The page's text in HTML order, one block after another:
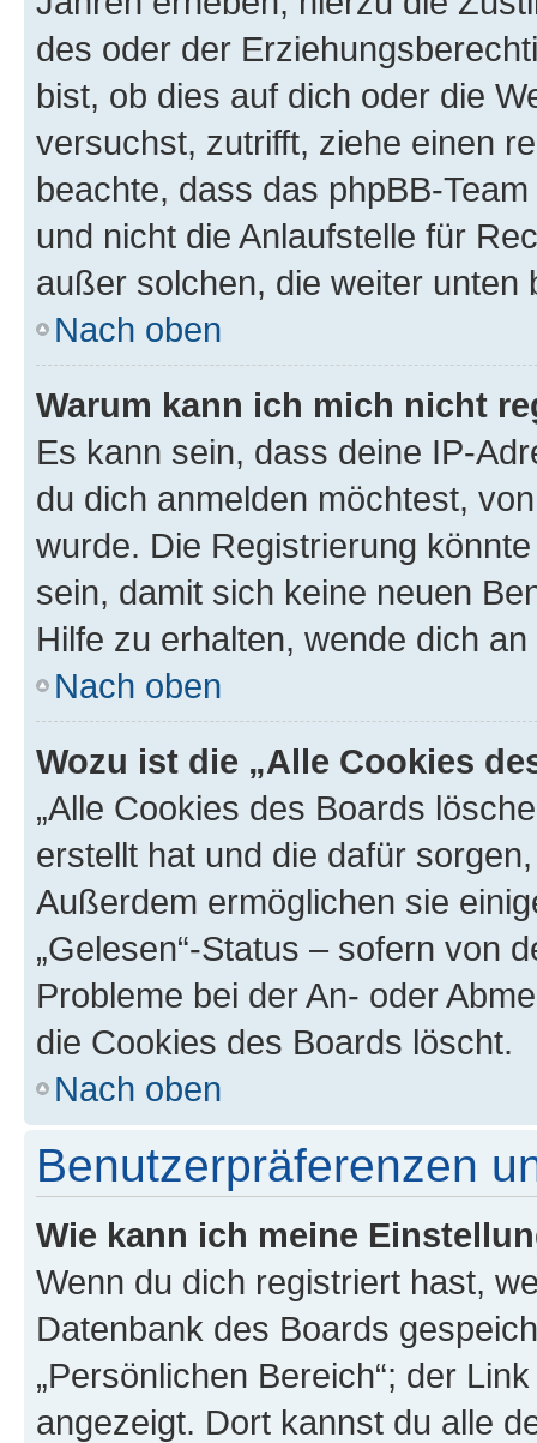
des oder der
bist, ob dies auf dich oder die
versuchst, zutrifft, ziehe einen
beachte, dass das phpBB-
und nicht die Anlaufstelle für
außer solchen, die weiter unten
Nach oben
Warum kann ich mich nicht
Es kann sein, dass deine IP-
du dich anmelden möchtest,
wurde. Die Registrierung
sein, damit sich keine neuen
Hilfe zu erhalten, wende dich
Nach oben
Wozu ist die „Alle Cookies
„Alle Cookies des Boards
erstellt hat und die dafür
Außerdem ermöglichen sie
„Gelesen“-Status – sofern von
Probleme bei der An- oder
die Cookies des Boards löscht.
Nach oben
Benutzerpräferenzen
Wie kann ich meine
Wenn du dich registriert hast,
Datenbank des Boards
„Persönlichen Bereich“; der
angezeigt. Dort kannst du alle